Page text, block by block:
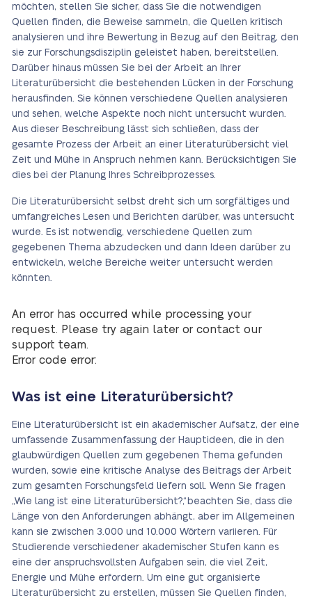
möchten, stellen Sie sicher, dass Sie die notwendigen
Quellen finden, die Beweise sammeln, die Quellen kritisch
analysieren und ihre Bewertung in Bezug auf den Beitrag, den
sie zur Forschungsdisziplin geleistet haben, bereitstellen.
Darüber hinaus müssen Sie bei der Arbeit an Ihrer
Literaturübersicht die bestehenden Lücken in der Forschung
herausfinden. Sie können verschiedene Quellen analysieren
und sehen, welche Aspekte noch nicht untersucht wurden.
Aus dieser Beschreibung lässt sich schließen, dass der
gesamte Prozess der Arbeit an einer Literaturübersicht viel
Zeit und Mühe in Anspruch nehmen kann. Berücksichtigen Sie
dies bei der Planung Ihres Schreibprozesses.
Die Literaturübersicht selbst dreht sich um sorgfältiges und
umfangreiches Lesen und Berichten darüber, was untersucht
wurde. Es ist notwendig, verschiedene Quellen zum
gegebenen Thema abzudecken und dann Ideen darüber zu
entwickeln, welche Bereiche weiter untersucht werden
könnten.
An error has occurred while processing your
request. Please try again later or contact our
support team.
Error code error:
Was ist eine Literaturübersicht?
Eine Literaturübersicht ist ein akademischer Aufsatz, der eine
umfassende Zusammenfassung der Hauptideen, die in den
glaubwürdigen Quellen zum gegebenen Thema gefunden
wurden, sowie eine kritische Analyse des Beitrags der Arbeit
zum gesamten Forschungsfeld liefern soll. Wenn Sie fragen
„Wie lang ist eine Literaturübersicht?“, beachten Sie, dass die
Länge von den Anforderungen abhängt, aber im Allgemeinen
kann sie zwischen 3.000 und 10.000 Wörtern variieren. Für
Studierende verschiedener akademischer Stufen kann es
eine der anspruchsvollsten Aufgaben sein, die viel Zeit,
Energie und Mühe erfordern. Um eine gut organisierte
Literaturübersicht zu erstellen, müssen Sie Quellen finden,